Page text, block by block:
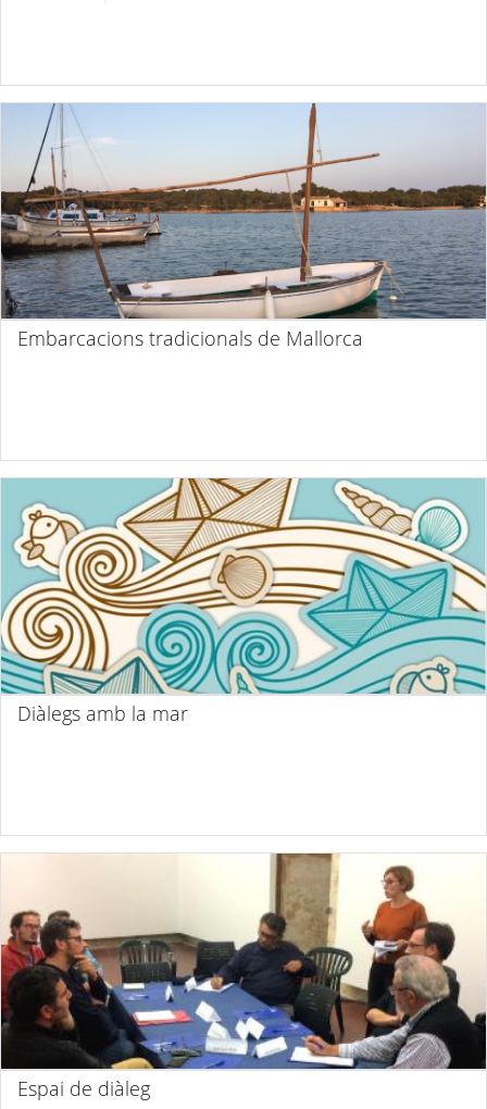
Embarcacions tradicionals de Mallorca
Diàlegs amb la mar
Espai de diàleg